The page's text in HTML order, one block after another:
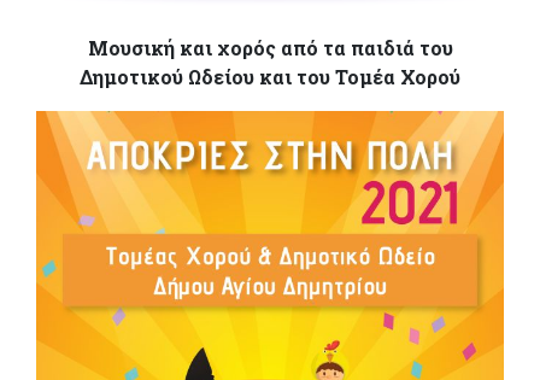
Μουσική και χορός από τα παιδιά του
Δημοτικού Ωδείου και του Τομέα Χορού